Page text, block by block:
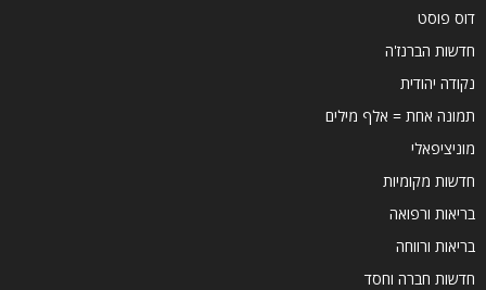
דוס פוסט
חדשות הברנז'ה
נקודה יהודית
תמונה אחת = אלף מילים
מוניציפאלי
חדשות מקומיות
בריאות ורפואה
בריאות ורווחה
חדשות חברה וחסד